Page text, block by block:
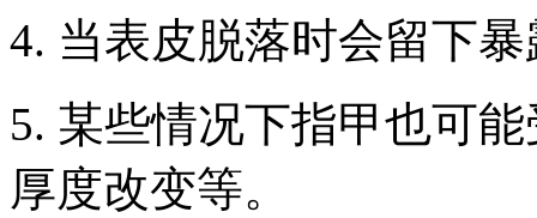
4. 当表皮脱落时会留下
5. 某些情况下指甲也可
厚度改变等。